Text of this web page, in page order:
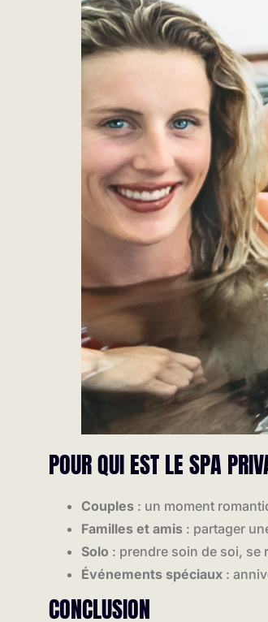
POUR QUI EST LE SPA
Couples : un moment
Familles et amis : partager
Solo : prendre soin de soi, se
Événements spéciaux :
CONCLUSION